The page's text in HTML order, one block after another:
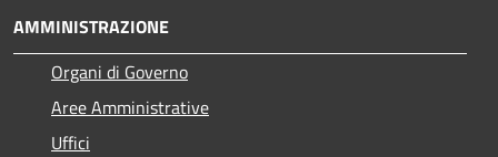
AMMINISTRAZIONE
Organi di Governo
Aree Amministrative
Uffici